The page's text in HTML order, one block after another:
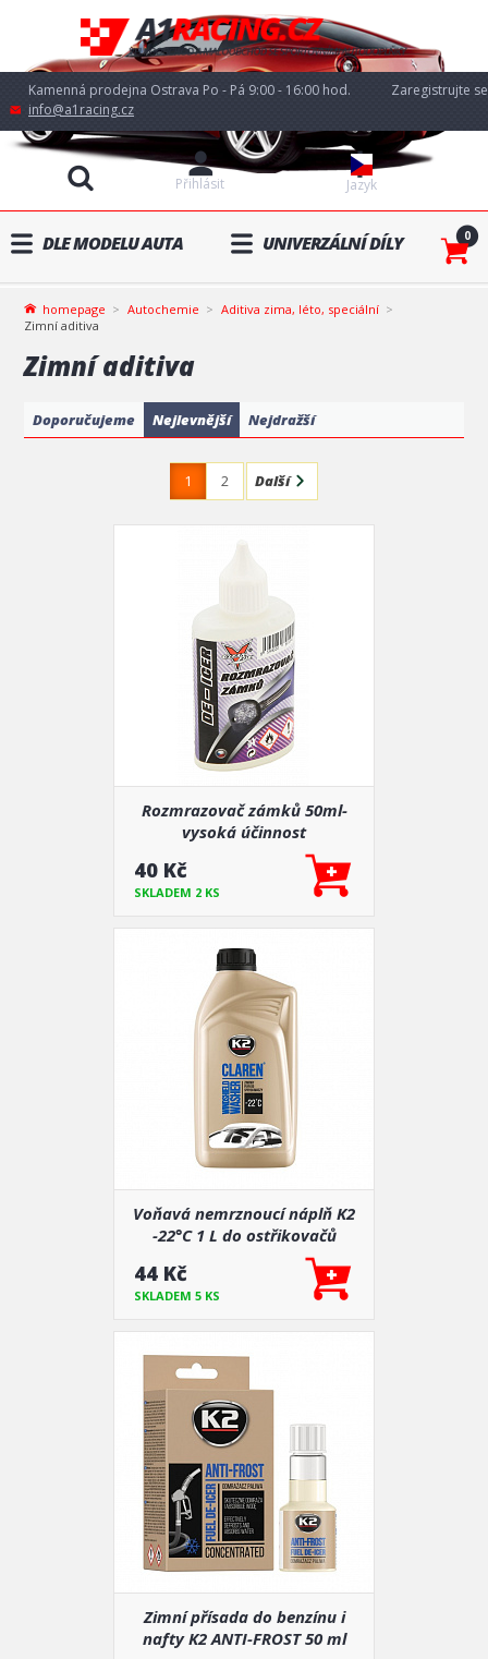
Kamenná prodejna Ostrava Po - Pá 9:00 - 16:00 hod.
info@a1racing.cz
Jazyk
Přihlásit
Zaregistrujte se
DLE MODELU AUTA UNIVERZÁLNÍ DÍLY 0
homepage Autochemie
Aditiva zima, léto, speciální
Zimní aditiva
Zimní aditiva
Doporučujeme Nejlevnější Nejdražší
1 2 Další
Rozmrazovač zámků 50ml-
vysoká účinnost
40 Kč
SKLADEM 2 KS
Voňavá nemrznoucí náplň K2
-22°C 1 L do ostřikovačů
44 Kč
SKLADEM 5 KS
Zimní přísada do benzínu i
nafty K2 ANTI-FROST 50 ml